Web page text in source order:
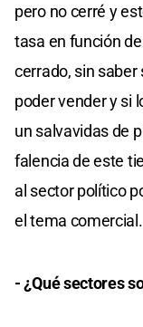
pero no cerré y
tasa en función
cerrado, sin saber
poder vender y si
un salvavidas de
falencia de este
al sector político
el tema comercial.
- ¿Qué sectores